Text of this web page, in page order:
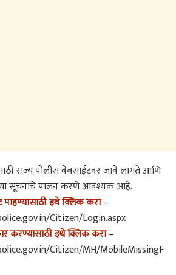
राज्य पोलीस वेबसाईटवर जावे लागते आणि
सूचनांचे पालन करणे आवश्यक आहे.
इथे क्लिक करा–
Citizen/Login.aspx
करण्यासाठी इथे क्लिक करा–
Citizen/MH/MobileMissingF